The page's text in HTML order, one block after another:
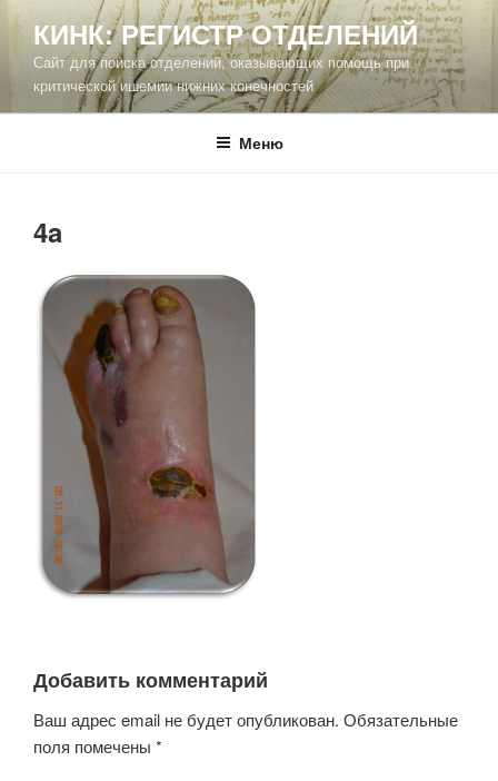
Перейти
содержимому
КИНК: РЕГИСТР ОТДЕЛЕНИЙ
Сайт для поиска отделений, оказывающих помощь при
критической ишемии нижних конечностей
Меню
4a
Добавить комментарий
Ваш адрес email не будет опубликован. Обязательные
поля помечены *